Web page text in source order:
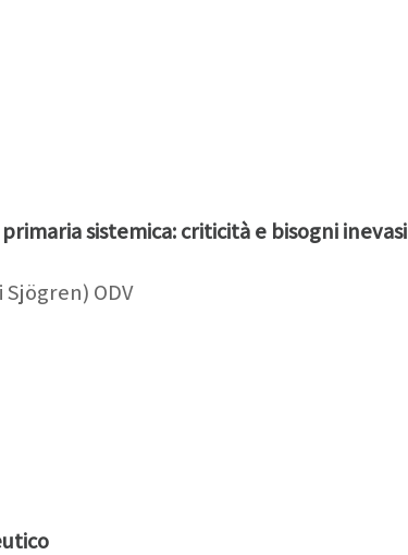
sistemica: criticità e bisogni inevasi
ODV